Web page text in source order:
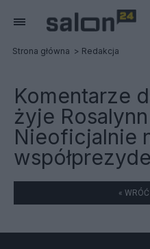
Strona główna Redakcja
Komentarze
żyje
Nieoficjalnie
«